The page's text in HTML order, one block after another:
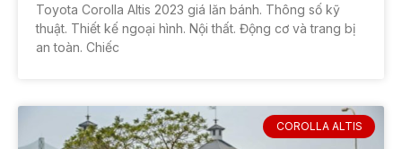
Toyota Corolla Altis 2023 giá lăn bánh. Thông số kỹ
thuật. Thiết kế ngoại hình. Nội thất. Động cơ và trang bị
an toàn. Chiếc
COROLLA ALTIS